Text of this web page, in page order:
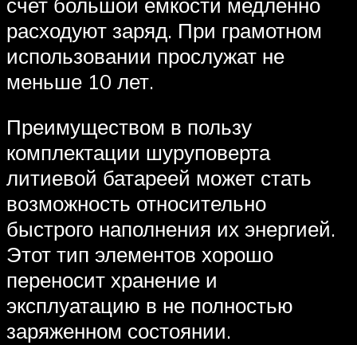
расходуют заряд. При грамотном
использовании прослужат не
меньше 10 лет.
Преимуществом в пользу
комплектации шуруповерта
литиевой батареей может стать
возможность относительно
быстрого наполнения их энергией.
Этот тип элементов хорошо
переносит хранение и
эксплуатацию в не полностью
заряженном состоянии.